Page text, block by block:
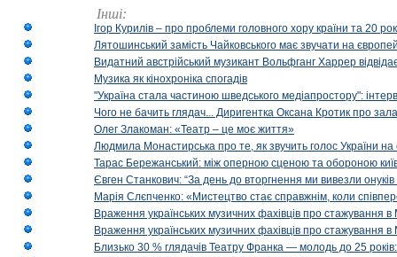
Інші:
Ігор Курилів – про проблеми головного хору країни та 20
Лятошинський замість Чайковського має звучати на
Видатний австрійський музикант Вольфганг Харрер
Музика як кінохроніка спогадів
"Україна стала частиною шведського медіапростору":
Чого не бачить глядач... Диригентка Оксана Кротик про
Олег Злакоман: «Театр – це моє життя»
Людмила Монастирська про те, як звучить голос України на
Тарас Бережанський: між оперною сценою та обороною
Євген Станкович: “За день до вторгнення ми вивезли онуків
Марія Слєпченко: «Мистецтво стає справжнім, коли
Враження українських музичних фахівців про стажування
Враження українських музичних фахівців про стажування
Близько 30 % глядачів Театру Франка — молодь до 25